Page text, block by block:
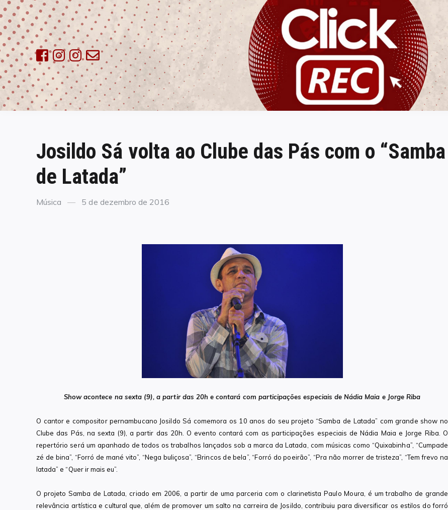
Skip
to
content
ClickREC
Josildo Sá volta ao Clube das Pás com o “Samba
de Latada”
Categories
Música
Posted
5 de dezembro de 2016
Show acontece na sexta (9), a partir das 20h e contará com participações especiais de Nádia Maia e Jorge Riba
O cantor e compositor pernambucano Josildo Sá comemora os 10 anos do seu projeto “Samba de Latada” com grande show no
Clube das Pás, na sexta (9), a partir das 20h. O evento contará com as participações especiais de Nádia Maia e Jorge Riba. O
repertório será um apanhado de todos os trabalhos lançados sob a marca da Latada, com músicas como “Quixabinha”, “Cumpade
zé de bina”, “Forró de mané vito”, “Nega buliçosa”, “Brincos de bela”, “Forró do poeirão”, “Pra não morrer de tristeza”, “Tem frevo na
latada” e “Quer ir mais eu”.
O projeto Samba de Latada, criado em 2006, a partir de uma parceria com o clarinetista Paulo Moura, é um trabalho de grande
relevância artística e cultural que, além de promover um salto na carreira de Josildo, contribuiu para diversificar os estilos do forró